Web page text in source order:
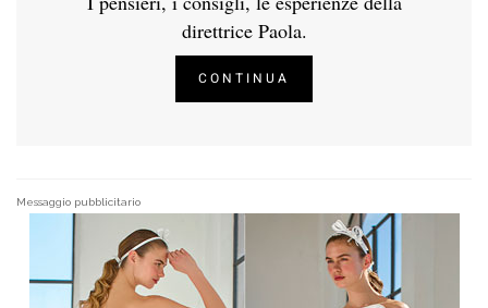
direttrice Paola.
CONTINUA
Messaggio pubblicitario